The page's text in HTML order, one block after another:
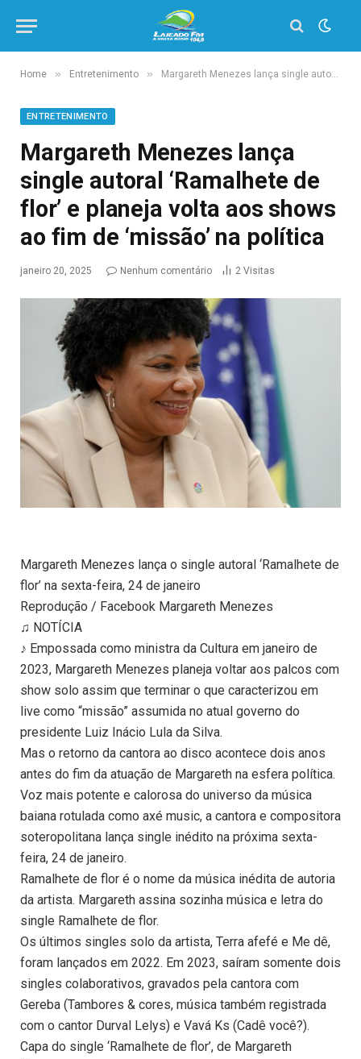
Home » Entretenimento » Margareth Menezes lança single autoral ‘Ramalhete de flor’ e planeja volta aos shows ao fim de ‘missão’ na política
ENTRETENIMENTO
Margareth Menezes lança
single autoral ‘Ramalhete de
flor’ e planeja volta aos shows
ao fim de ‘missão’ na política
janeiro 20, 2025 Nenhum comentário 2 Visitas
Margareth Menezes lança o single autoral ‘Ramalhete de
flor’ na sexta-feira, 24 de janeiro
Reprodução / Facebook Margareth Menezes
♫ NOTÍCIA
♪ Empossada como ministra da Cultura em janeiro de
2023, Margareth Menezes planeja voltar aos palcos com
show solo assim que terminar o que caracterizou em
live como “missão” assumida no atual governo do
presidente Luiz Inácio Lula da Silva.
Mas o retorno da cantora ao disco acontece dois anos
antes do fim da atuação de Margareth na esfera política.
Voz mais potente e calorosa do universo da música
baiana rotulada como axé music, a cantora e compositora
soteropolitana lança single inédito na próxima sexta-
feira, 24 de janeiro.
Ramalhete de flor é o nome da música inédita de autoria
da artista. Margareth assina sozinha música e letra do
single Ramalhete de flor.
Os últimos singles solo da artista, Terra afefé e Me dê,
foram lançados em 2022. Em 2023, saíram somente dois
singles colaborativos, gravados pela cantora com
Gereba (Tambores & cores, música também registrada
com o cantor Durval Lelys) e Vavá Ks (Cadê você?).
Capa do single ‘Ramalhete de flor’, de Margareth